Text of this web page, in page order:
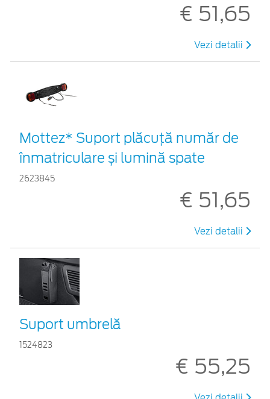
€ 51,65
Vezi detalii
Mottez* Suport plăcuță număr de
înmatriculare și lumină spate
2623845
€ 51,65
Vezi detalii
Suport umbrelă
1524823
€ 55,25